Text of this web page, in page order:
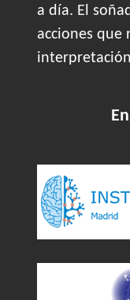
a día. El
acciones que